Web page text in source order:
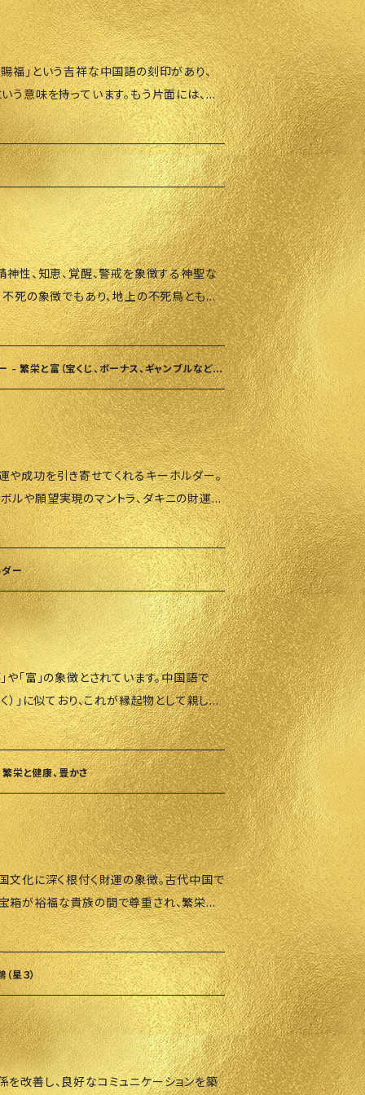
ーをかけるので、到着まで2〜3週間かか
、キャンセルポリシーを必ずご確認くださ
、中国語で「大吉大利」と刻まれ、「大き
ます。この彫刻が、持つ人に新たな財運
。 2. 巻物: 巻物には以下の縁起の良い言
季春財」: 四季を通じて持続可能な財運
に満ちた家を象徴 3. 赤と金の配色: 繁栄
み合わせで、視覚的にも財運・幸運を引き
新しい財
入を増やし、金運を守ります。 • 成功と
ェクトや投資の成功をサポートします。
ビジネス、投資、キャリアアップを目指
ことができます。また、仕事のデスクや金
れます。 ご注文いただいてか
め、到着まで2〜3週間かかることがあり
キャンセルポリシーを必ずご確認ください。
福」という吉祥な中国語の刻印があり、
う意味を持っています。もう片面には、龍
、これは「魔法と神秘」を形成するとさ
もつ魔法のような力で願いがスムーズに
す。 • 蛇: 小さな龍とも呼ばれ、変化と
とされています。 • 龍と蛇の結合: 龍と
力を引き出し、個人の限界を超越し、最
力なエネルギーを
を確実に捉えることができます。また、人
進むよう整えられます。 サイズと仕
× 1cm • 重量: 約43.5g • 素
ます。ご了承ください。また、キャンセル
。
神性、知恵、覚醒、警戒を象徴する神聖な
不死の象徴でもあり、地上の不死鳥とも称
、力や存在感、地位、王族の象徴として広
遠ざける力があると信じられています。
あると同時に、幸運、名声、威厳を引き
されています。 2025年詐欺や強盗、経済的
ら年の方には特におすすめです。 使用
持ち運び、日常的に保護と幸運を呼び
ます。 • 自宅やオフィスで装飾として使
ティブなエネルギーをもたらします。 素
いただいてから香港
着まで2〜3週間かかります。 ご了承くださ
を必ずご確認ください。
- 繁栄と富（宝くじ、ボーナス、ギャンブルなど臨
や成功を引き寄せてくれるキーホルダー。
ルや願望実現のマントラ、ダキニの財運音
で、豊かさと繁栄のエネルギーを引き寄せ
り、財運の流れを安定させます。 ヤン
何学模様で、エネルギーを集中し願望達
ぞれの形や配置が特定の力や神聖なエネ
調和などの目的に用いられます。身につけ
ルギーを整え、成功や幸運を引き寄せると
クリスタル装飾 おすすめポイント:
い富を引き寄せ、仕事運や宝くじなど
思決定をサポート: 投資やキャリアの重
くサポート役に。 • 全ての職業の方に
、昇給を目指す方におすすめ。 使用方
、日常生活で財運のエネルギーを得られ
交渉の場に持ち込むことで、成功を引き寄
オーダー
週間かかる場合があります。ご了承くださ
も必ずご確認ください。
ー
や「富」の象徴とされています。中国語で
）」に似ており、これが縁起物として親しま
ては、コウモリモチーフが幸福、繁栄、祝
ます。コウモリは中国の皇帝の衣服にも描
が住むお屋敷には大金が流れてくるともい
を象徴しています。仕事運や生活の幸運を
しやすいお守りとして最適です。 うま年、
ッグやキーリン
とで幸運を呼び寄せます。 • 自宅やオフ
とで空間に繁栄と幸福のエネルギーをもた
感のある仕上がり） サイズ：チェーンを含
ムの縦 ：5.7㎝ チャームの
てから香港にオーダーをかけるので
ご了承下さい。 また、キャンセルポリシ
栄と健康、豊かさ
文化に深く根付く財運の象徴。古代中国で
箱が裕福な貴族の間で尊重され、繁栄と
財
しますが、その力が弱まるため、病気のリ
、星8のエネルギーを強化し、悪影響を防
。五行を表す5色（赤、青、緑、黄、白）のバ
フと特別な錠前があなたの財産と幸運を安
星３）
を改善し、良好なコミュニケーションを築